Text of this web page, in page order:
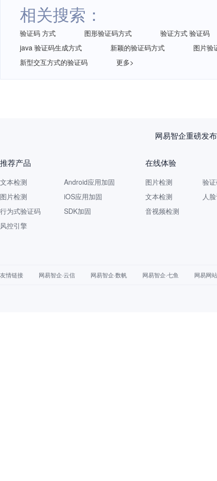
相关搜索：
验证码 方式 图形验证码方式
验证方式 验证码
java 验证码生成方式
新颖的验证码方式
图片验
新型交互方式的验证码
更多>
网易智企重磅发
推荐产品
文本检测
图片检测
行为式验证码
风控引擎
Android应用加固
iOS应用加固
SDK加固
在线体验
图片检测
文本检测
音视频检测
验
人
友情链接 网易智企·云信 网易智企·数帆 网易智企·七鱼 网易网